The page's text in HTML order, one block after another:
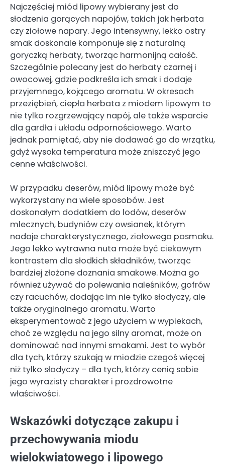
Najczęściej miód lipowy wybierany jest do
słodzenia gorących napojów, takich jak herbata
czy ziołowe napary. Jego intensywny, lekko ostry
smak doskonale komponuje się z naturalną
goryczką herbaty, tworząc harmonijną całość.
Szczególnie polecany jest do herbaty czarnej i
owocowej, gdzie podkreśla ich smak i dodaje
przyjemnego, kojącego aromatu. W okresach
przeziębień, ciepła herbata z miodem lipowym to
nie tylko rozgrzewający napój, ale także wsparcie
dla gardła i układu odpornościowego. Warto
jednak pamiętać, aby nie dodawać go do wrzątku,
gdyż wysoka temperatura może zniszczyć jego
cenne właściwości.
W przypadku deserów, miód lipowy może być
wykorzystany na wiele sposobów. Jest
doskonałym dodatkiem do lodów, deserów
mlecznych, budyniów czy owsianek, którym
nadaje charakterystycznego, ziołowego posmaku.
Jego lekko wytrawna nuta może być ciekawym
kontrastem dla słodkich składników, tworząc
bardziej złożone doznania smakowe. Można go
również używać do polewania naleśników, gofrów
czy racuchów, dodając im nie tylko słodyczy, ale
także oryginalnego aromatu. Warto
eksperymentować z jego użyciem w wypiekach,
choć ze względu na jego silny aromat, może on
dominować nad innymi smakami. Jest to wybór
dla tych, którzy szukają w miodzie czegoś więcej
niż tylko słodyczy – dla tych, którzy cenią sobie
jego wyrazisty charakter i prozdrowotne
właściwości.
Wskazówki dotyczące zakupu i
przechowywania miodu
wielokwiatowego i lipowego